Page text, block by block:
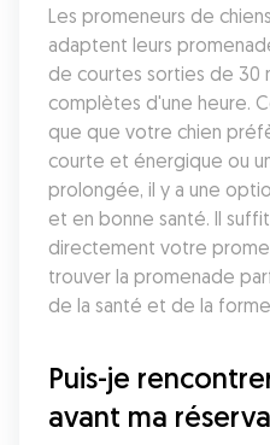
Les promeneurs de
adaptent leurs
de courtes sorties de 30
complètes d'une heure.
que que votre chien
courte et énergique ou
prolongée, il y a une
et en bonne santé. Il
directement votre
trouver la promenade
de la santé et de la
Puis-je
avant ma